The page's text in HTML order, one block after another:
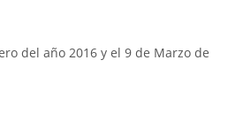
del año 2016 y el 9 de Marzo de